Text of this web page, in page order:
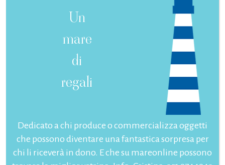
Un
mare
di
regali
Dedicato a chi produce o commercializza oggetti
che possono diventare una fantastica sorpresa per
chi li riceverà in dono. E che su mareonline possono